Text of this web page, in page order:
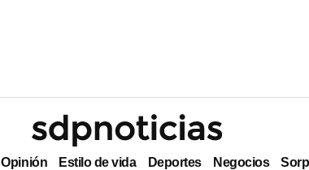
Opinión Estilo de vida Deportes Negocios